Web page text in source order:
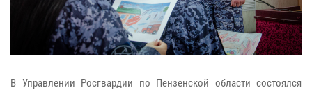
В Управлении Росгвардии по Пензенской области состоялся